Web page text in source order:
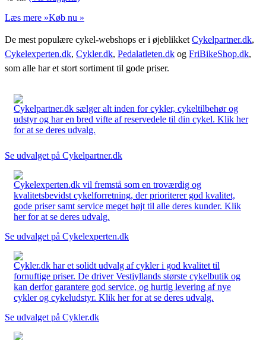
Læs mere »Køb nu »
De mest populære cykel-webshops er i øjeblikket Cykelpartner.dk,
Cykelexperten.dk, Cykler.dk, Pedalatleten.dk og FriBikeShop.dk,
som alle har et stort sortiment til gode priser.
Cykelpartner.dk sælger alt inden for cykler, cykeltilbehør og
udstyr og har en bred vifte af reservedele til din cykel. Klik her
for at se deres udvalg.
Se udvalget på Cykelpartner.dk
Cykelexperten.dk vil fremstå som en troværdig og
kvalitetsbevidst cykelforretning, der prioriterer god kvalitet,
gode priser samt service meget højt til alle deres kunder. Klik
her for at se deres udvalg.
Se udvalget på Cykelexperten.dk
Cykler.dk har et solidt udvalg af cykler i god kvalitet til
fornuftige priser. De driver Vestjyllands største cykelbutik og
kan derfor garantere god service, og hurtig levering af nye
cykler og cykeludstyr. Klik her for at se deres udvalg.
Se udvalget på Cykler.dk